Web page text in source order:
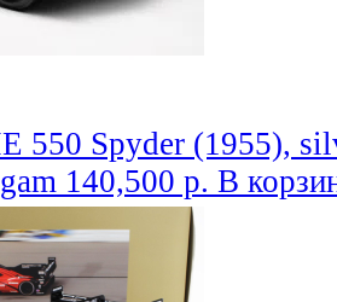
550 Spyder (1955),
140,500 р. В